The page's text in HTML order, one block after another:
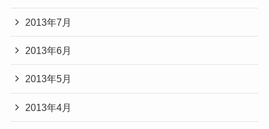
2013年7月
2013年6月
2013年5月
2013年4月